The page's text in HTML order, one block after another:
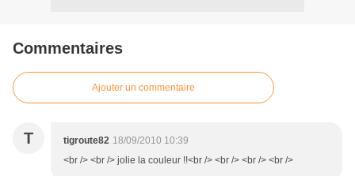
Commentaires
Ajouter un commentaire
T tigroute82 18/09/2010 10:39
<br /> <br /> jolie la couleur !!<br /> <br /> <br /> <br />